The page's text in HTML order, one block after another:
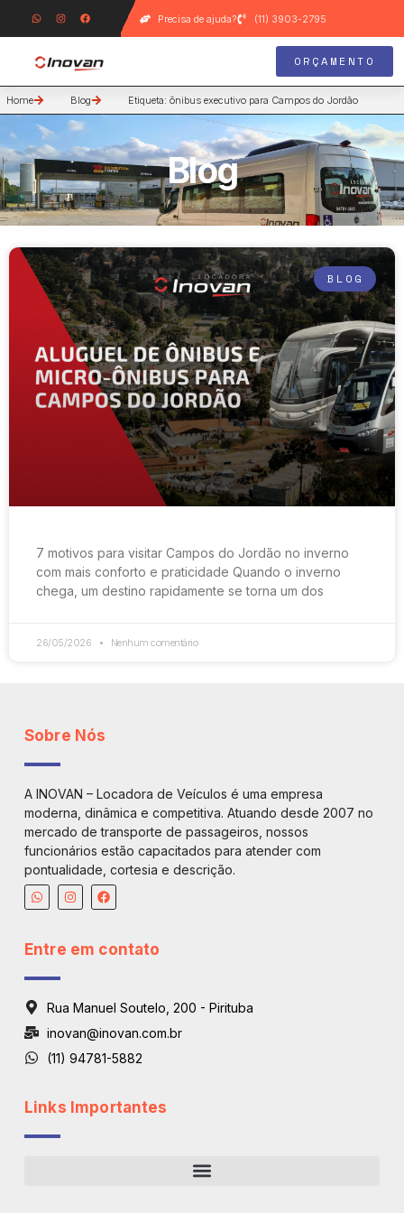
Precisa de ajuda? (11) 3903-2795
ORÇAMENTO
Home Blog Etiqueta: ônibus executivo para Campos do Jordão
Blog
BLOG
7 motivos para visitar Campos do Jordão no inverno
com mais conforto e praticidade Quando o inverno
chega, um destino rapidamente se torna um dos
26/05/2026 Nenhum comentário
Sobre Nós
A INOVAN – Locadora de Veículos é uma empresa
moderna, dinâmica e competitiva. Atuando desde 2007 no
mercado de transporte de passageiros, nossos
funcionários estão capacitados para atender com
pontualidade, cortesia e descrição.
Entre em contato
Rua Manuel Soutelo, 200 - Pirituba
inovan@inovan.com.br
(11) 94781-5882
Links Importantes